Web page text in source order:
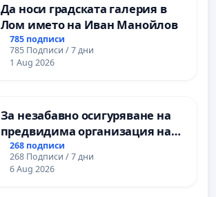
Да носи градската галерия в
Лом името на Иван Манойлов
785 подписи
785 Подписи / 7 дни
1 Aug 2026
За незабавно осигуряване на
предвидима организация на
учебния процес и гарантиране
на правото на равнопоставено
и качествено образование на
268 подписи
268 Подписи / 7 дни
6 Aug 2026